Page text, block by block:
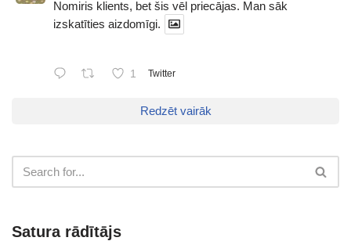
Nomiris klients, bet šis vēl priecājas. Man sāk
izskatīties aizdomīgi.
1 Twitter
Redzēt vairāk
Satura rādītājs